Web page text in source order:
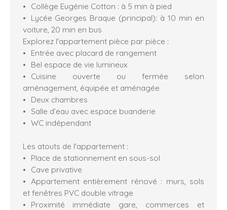
Collège Eugénie Cotton : à 5 min à pied
Lycée Georges Braque (principal): à 10 min en
voiture, 20 min en bus
Explorez l'appartement pièce par pièce :
Entrée avec placard de rangement
Bel espace de vie lumineux
Cuisine ouverte ou fermée selon
aménagement, équipée et aménagée
Deux chambres
Salle d’eau avec espace buanderie
WC indépendant
Les atouts de l'appartement :
Place de stationnement en sous-sol
Cave privative
Appartement entièrement rénové : murs, sols
et fenêtres PVC double vitrage
Proximité immédiate gare, commerces et